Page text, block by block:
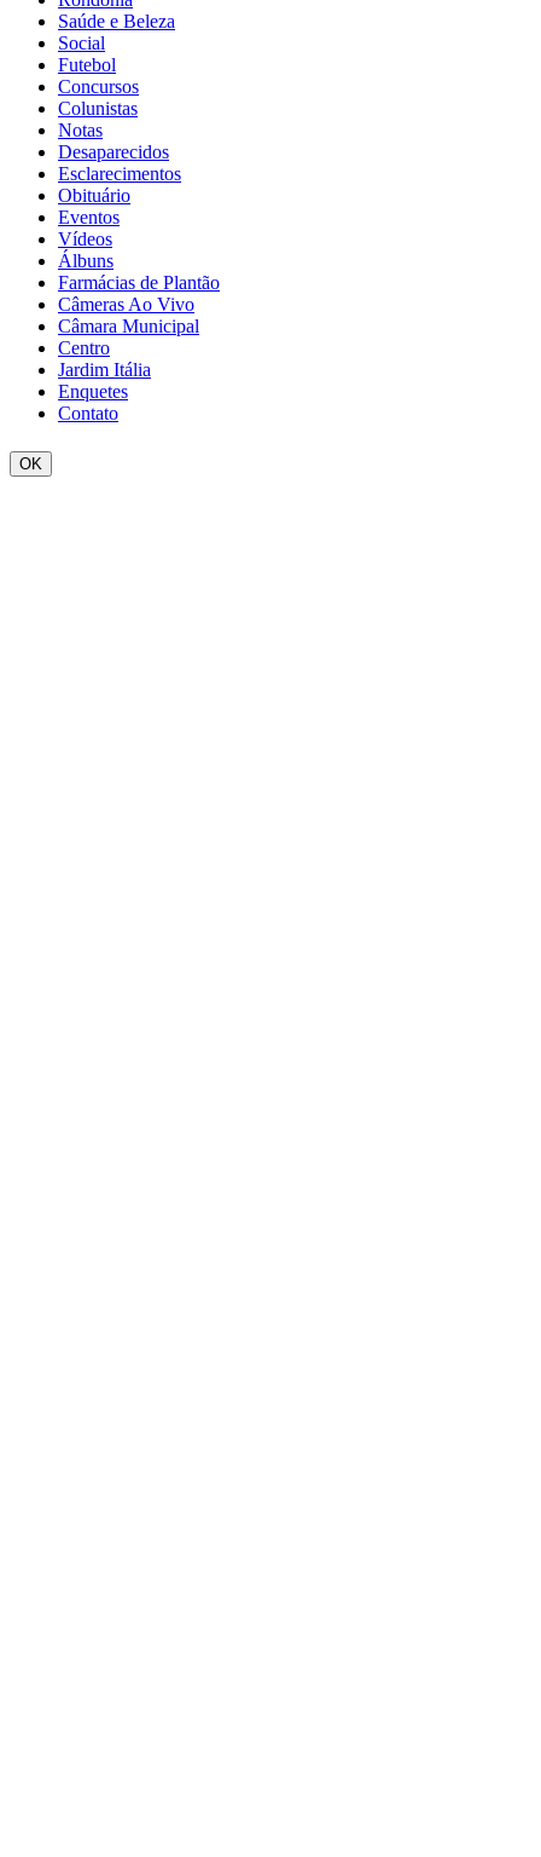
Saúde e Beleza
Social
Futebol
Concursos
Colunistas
Notas
Desaparecidos
Esclarecimentos
Obituário
Eventos
Vídeos
Álbuns
Farmácias de Plantão
Câmeras Ao Vivo
Câmara Municipal
Centro
Jardim Itália
Enquetes
Contato
OK